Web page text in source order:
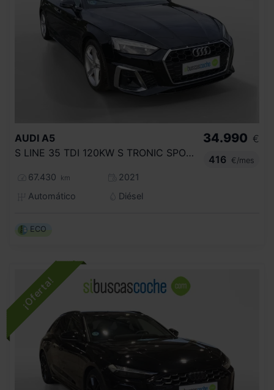
AUDI A5
S LINE 35 TDI 120KW S TRONIC SPORTBACK
67.430 km
2021
Automático
Diésel
34.990 €
416
€/mes
ECO